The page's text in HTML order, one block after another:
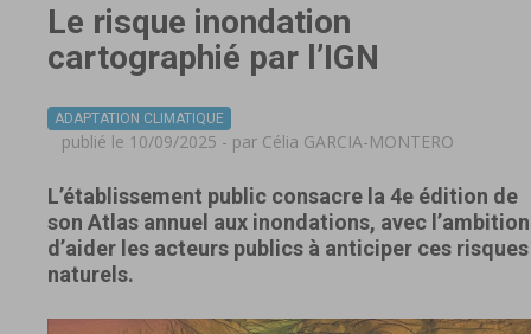
Le risque inondation
cartographié par l’IGN
ADAPTATION CLIMATIQUE
publié le 10/09/2025 - par Célia GARCIA-MONTERO
L’établissement public consacre la 4e édition de
son Atlas annuel aux inondations, avec l’ambition
d’aider les acteurs publics à anticiper ces risques
naturels.